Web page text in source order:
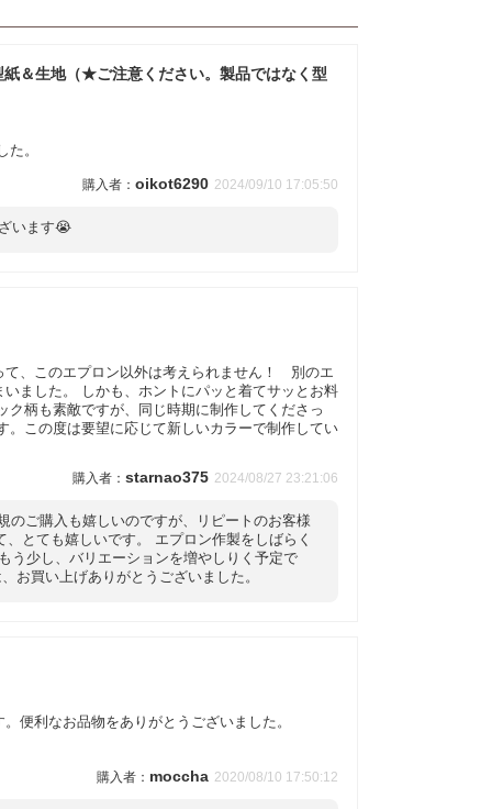
＆生地（★ご注意ください。製品ではなく型
。
oikot6290 2024/09/10 17:05:50
います😭
て、このエプロン以外は考えられません！ 別のエ
ました。 しかも、ホントにパッと着てサッとお料
柄も素敵ですが、同じ時期に制作してくださっ
この度は要望に応じて新しいカラーで制作してい
starnao375 2024/08/27 23:21:06
のご購入も嬉しいのですが、リピートのお客様
とても嬉しいです。 エプロン作製をしばらく
う少し、バリエーションを増やしりく予定で
お買い上げありがとうございました。
便利なお品物をありがとうございました。
moccha 2020/08/10 17:50:12